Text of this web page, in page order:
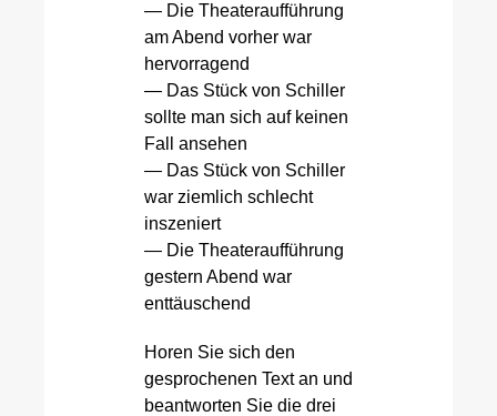
— Die Theateraufführung
am Abend vorher war
hervorragend
— Das Stück von Schiller
sollte man sich auf keinen
Fall ansehen
— Das Stück von Schiller
war ziemlich schlecht
inszeniert
— Die Theateraufführung
gestern Abend war
enttäuschend
Horen Sie sich den
gesprochenen Text an und
beantworten Sie die drei